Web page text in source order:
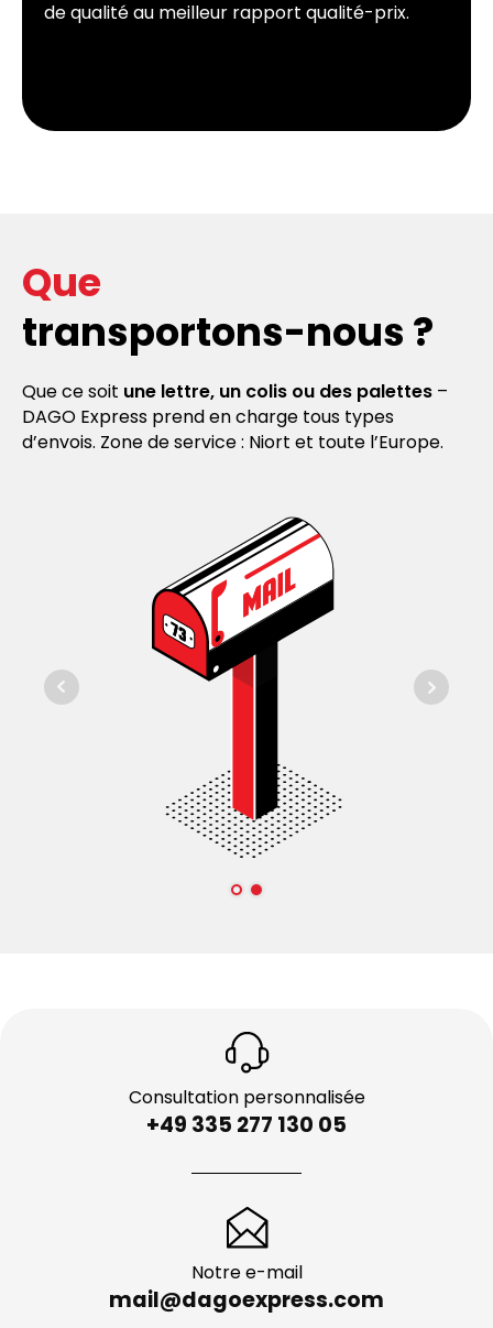
de qualité au meilleur rapport qualité-prix.
Que
transportons-nous ?
Que ce soit une lettre, un colis ou des palettes –
DAGO Express prend en charge tous types
d’envois. Zone de service : Niort et toute l’Europe.
Consultation personnalisée
+49 335 277 130 05
Notre e-mail
mail@dagoexpress.com